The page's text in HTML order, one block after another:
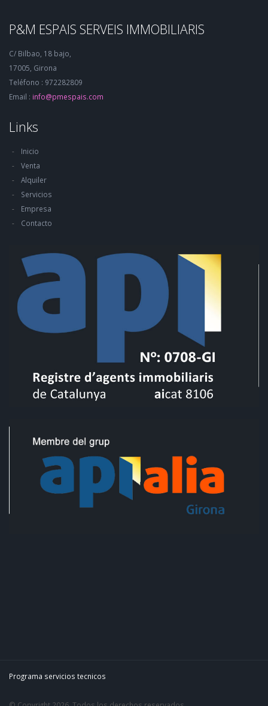
P&M ESPAIS SERVEIS IMMOBILIARIS
C/ Bilbao, 18 bajo,
17005, Girona
Teléfono : 972282809
Email : info@pmespais.com
Links
Inicio
Venta
Alquiler
Servicios
Empresa
Contacto
Programa servicios tecnicos